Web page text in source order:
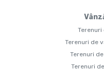
Terenuri
Terenuri de
Terenuri
Terenuri